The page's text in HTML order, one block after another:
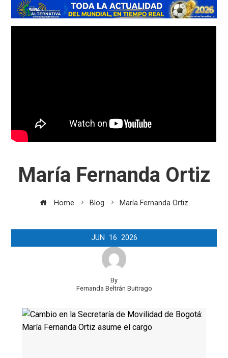
María Fernanda Ortiz
Home Blog María Fernanda Ortiz
JUN 16 2026
By
Fernanda Beltrán Buitrago